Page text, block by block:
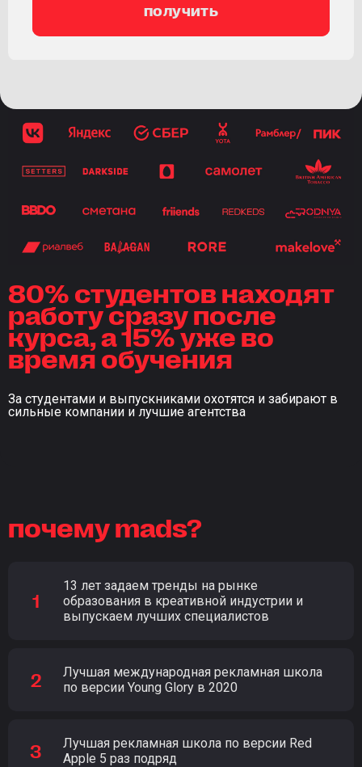
получить
80% студентов находят
работу сразу после
курса, а 15% уже во
время обучения
За студентами и выпускниками охотятся и забирают в
сильные компании и лучшие агентства
почему mads?
13 лет задаем тренды на рынке
образования в креативной индустрии и
выпускаем лучших специалистов
Лучшая международная рекламная школа
по версии Young Glory в 2020
Лучшая рекламная школа по версии Red
Apple 5 раз подряд